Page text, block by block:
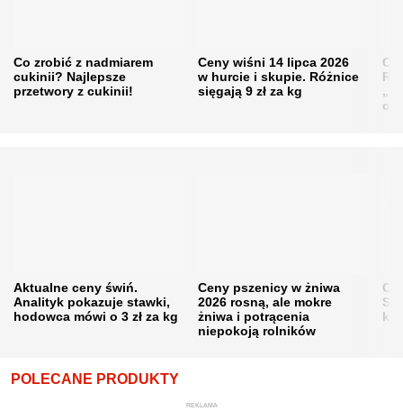
Co zrobić z nadmiarem
cukinii? Najlepsze
przetwory z cukinii!
Ceny wiśni 14 lipca 2026
w hurcie i skupie. Różnice
sięgają 9 zł za kg
Aktualne ceny świń.
Analityk pokazuje stawki,
hodowca mówi o 3 zł za kg
Ceny pszenicy w żniwa
2026 rosną, ale mokre
żniwa i potrącenia
niepokoją rolników
POLECANE PRODUKTY
REKLAMA